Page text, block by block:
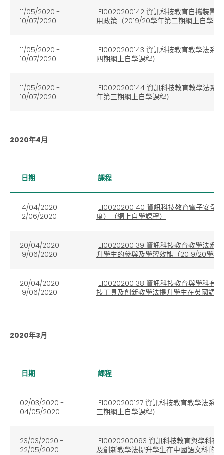
11/05/2020 -
10/07/2020
EI0020200142 資訊科技教育自攜裝置
用政策（2019/20學年第二期網上自學
11/05/2020 -
10/07/2020
EI0020200143 資訊科技教育教學法系
四期網上自學課程）
11/05/2020 -
10/07/2020
EI0020200144 資訊科技教育教學法系
年第三期網上自學課程）
2020年4月
日期 課程
14/04/2020 -
12/06/2020
EI0020200140 資訊科技教育電子安全
度）（網上自學課程）
20/04/2020 -
19/06/2020
EI0020200139 資訊科技教育教學法系
升學生的參與及學習效能（2019/20學年
20/04/2020 -
19/06/2020
EI0020200138 資訊科技教育與學科有
技工具及創新教學法提升學生在英國語
2020年3月
日期 課程
02/03/2020 -
04/05/2020
EI0020200127 資訊科技教育教學法系
三期網上自學課程）
23/03/2020 -
22/05/2020
EI0020200093 資訊科技教育與學科有
及創新教學法提升學生在中國語文科的